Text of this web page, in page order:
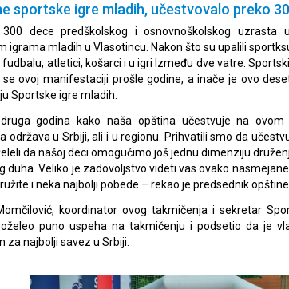
sportske igre mladih, učestvovalo preko
dece predškolskog i osnovnoškolskog uzrasta
igrama mladih u Vlasotincu. Nakon što su upalili
atletici, košarci i u igri Između dve vatre.
se ovoj manifestaciji prošle godine, a inače je ovo
Sportske igre mladih.
godina kako naša opština učestvuje na
održava u Srbiji, ali i u regionu. Prihvatili smo da
da našoj deci omogućimo još jednu dimenziju
duha. Veliko je zadovoljstvo videti vas ovako
i neka najbolji pobede – rekao je predsednik
koordinator ovog takmičenja i sekretar
puno uspeha na takmičenju i podsetio da je
za najbolji savez u Srbiji.